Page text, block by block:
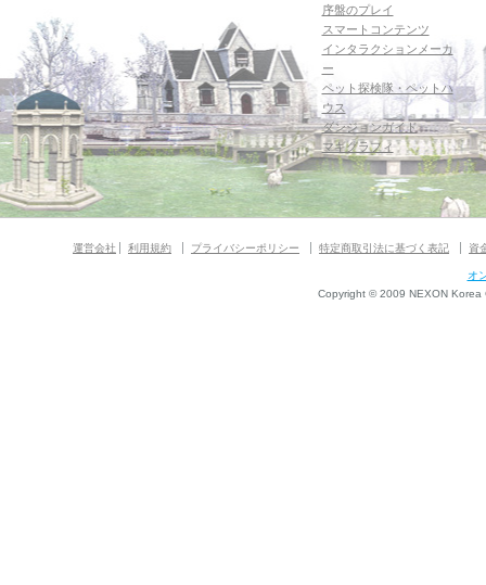
序盤のプレイ
スマートコンテンツ
インタラクションメーカ
ー
ペット探検隊・ペットハ
ウス
ダンジョンガイド
マギグラフィ
運営会社 利用規約 プライバシーポリシー 特定商取引法に基づく表記 資
オ
Copyright © 2009 NEXON Korea